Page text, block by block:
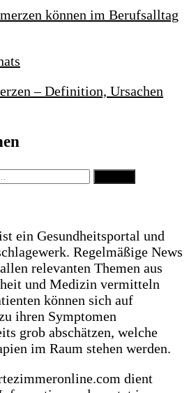
– Definition, Ursachen
ein Gesundheitsportal und
Regelmäßige News
relevanten Themen aus
und Medizin vermitteln
können sich auf
ihren Symptomen
grob abschätzen, welche
im Raum stehen werden.
dient